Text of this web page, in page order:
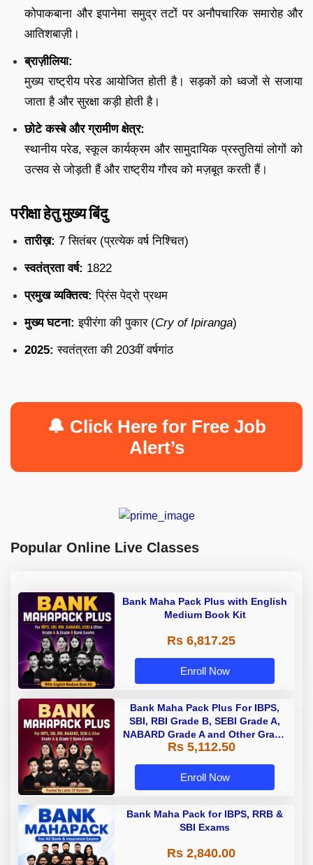
कोपाकबाना और इपानेमा समुद्र तटों पर अनौपचारिक समारोह और
आतिशबाज़ी।
ब्राज़ीलिया:
मुख्य राष्ट्रीय परेड आयोजित होती है। सड़कों को ध्वजों से सजाया
जाता है और सुरक्षा कड़ी होती है।
छोटे कस्बे और ग्रामीण क्षेत्र:
स्थानीय परेड, स्कूल कार्यक्रम और सामुदायिक प्रस्तुतियां लोगों को
उत्सव से जोड़ती हैं और राष्ट्रीय गौरव को मज़बूत करती हैं।
परीक्षा हेतु मुख्य बिंदु
तारीख़: 7 सितंबर (प्रत्येक वर्ष निश्चित)
स्वतंत्रता वर्ष: 1822
प्रमुख व्यक्तित्व: प्रिंस पेद्रो प्रथम
मुख्य घटना: इपीरंगा की पुकार (Cry of Ipiranga)
2025: स्वतंत्रता की 203वीं वर्षगांठ
🔔 Click Here for Free Job
Alert’s
Popular Online Live Classes
Bank Maha Pack Plus with English
Medium Book Kit
Rs 6,817.25
Enroll Now
Bank Maha Pack Plus For IBPS,
SBI, RBI Grade B, SEBI Grade A,
NABARD Grade A and Other Grade
A & Grade B Bank Exams
Rs 5,112.50
Enroll Now
Bank Maha Pack for IBPS, RRB &
SBI Exams
Rs 2,840.00